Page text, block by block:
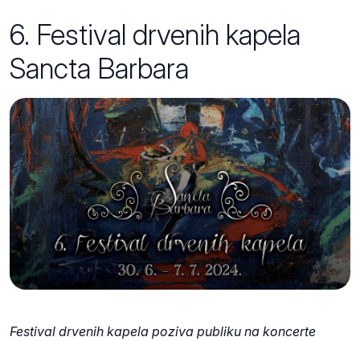
6. Festival drvenih kapela
Sancta Barbara
Festival drvenih kapela poziva publiku na koncerte